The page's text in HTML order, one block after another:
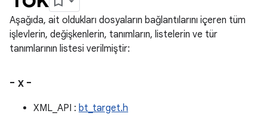
Aşağıda, ait oldukları dosyaların bağlantılarını içeren tüm
işlevlerin, değişkenlerin, tanımların, listelerin ve tür
tanımlarının listesi verilmiştir:
- x -
XML_API : bt_target.h